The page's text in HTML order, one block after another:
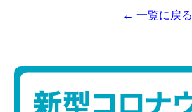
← 一覧に戻る